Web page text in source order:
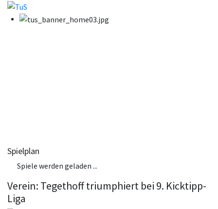
Spielplan
Spiele werden geladen ...
Verein: Tegethoff triumphiert bei 9. Kicktipp-
Liga